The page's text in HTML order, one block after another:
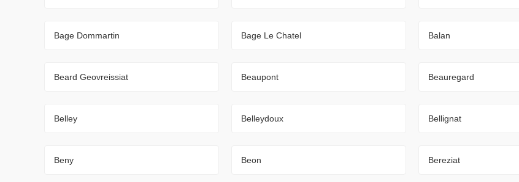
Bage Dommartin Bage Le Chatel Balan
Beard Geovreissiat Beaupont Beauregard
Belley Belleydoux Bellignat
Beny Beon Bereziat